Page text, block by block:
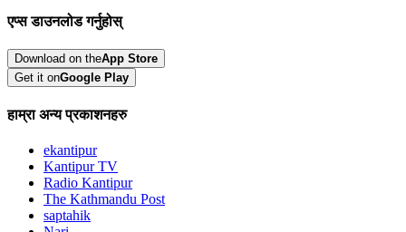
एप्स डाउनलोड गर्नुहोस्
Download on theApp Store
Get it onGoogle Play
हाम्रा अन्य प्रकाशनहरु
ekantipur
Kantipur TV
Radio Kantipur
The Kathmandu Post
saptahik